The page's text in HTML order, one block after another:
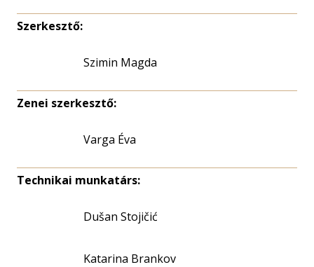
Szerkesztő:
Szimin Magda
Zenei szerkesztő:
Varga Éva
Technikai munkatárs:
Dušan Stojičić
Katarina Brankov